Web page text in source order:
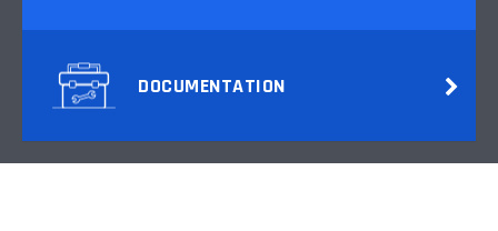
DOCUMENTATION